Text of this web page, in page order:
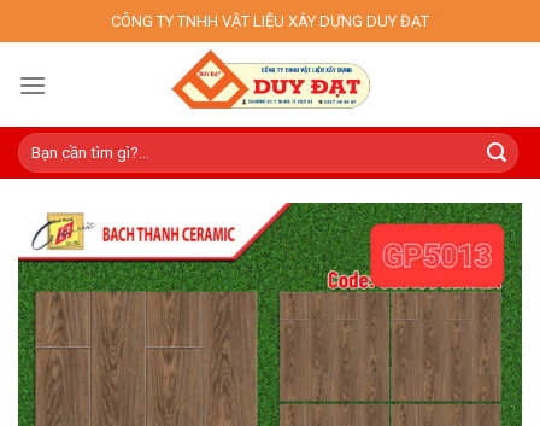
to
content
CÔNG TY TNHH VẬT LIỆU XÂY DỰNG DUY ĐẠT